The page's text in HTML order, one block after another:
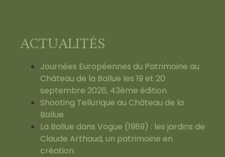
ACTUALITÉS
Journées Européennes du Patrimoine au
Château de la Ballue les 19 et 20
septembre 2026, 43ème édition
Shooting Tellurique au Château de la
Ballue
La Ballue dans Vogue (1989) : les jardins de
Claude Arthaud, un patrimoine en
création